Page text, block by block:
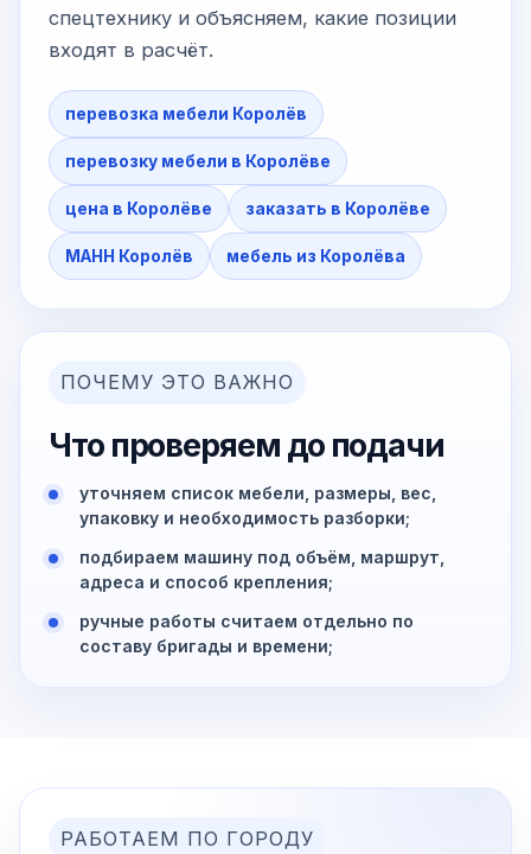
спецтехнику и объясняем, какие позиции
входят в расчёт.
перевозка мебели Королёв
перевозку мебели в Королёве
цена в Королёве заказать в Королёве
МАНН Королёв мебель из Королёва
ПОЧЕМУ ЭТО ВАЖНО
Что проверяем до подачи
уточняем список мебели, размеры, вес,
упаковку и необходимость разборки;
подбираем машину под объём, маршрут,
адреса и способ крепления;
ручные работы считаем отдельно по
составу бригады и времени;
РАБОТАЕМ ПО ГОРОДУ